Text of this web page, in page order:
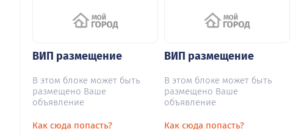
ВИП размещение
В этом блоке может быть
размещено Ваше
объявление
Как сюда попасть?
ВИП размещение
В этом блоке может быть
размещено Ваше
объявление
Как сюда попасть?